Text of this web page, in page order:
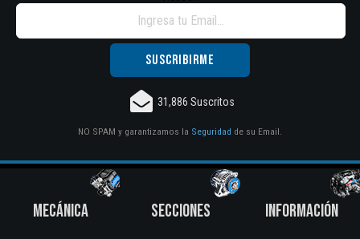
31,886 Suscritos
NO SPAM y garantizamos la Seguridad de su Email.
MECÁNICA
SECCIONES
INFORMACIÓN